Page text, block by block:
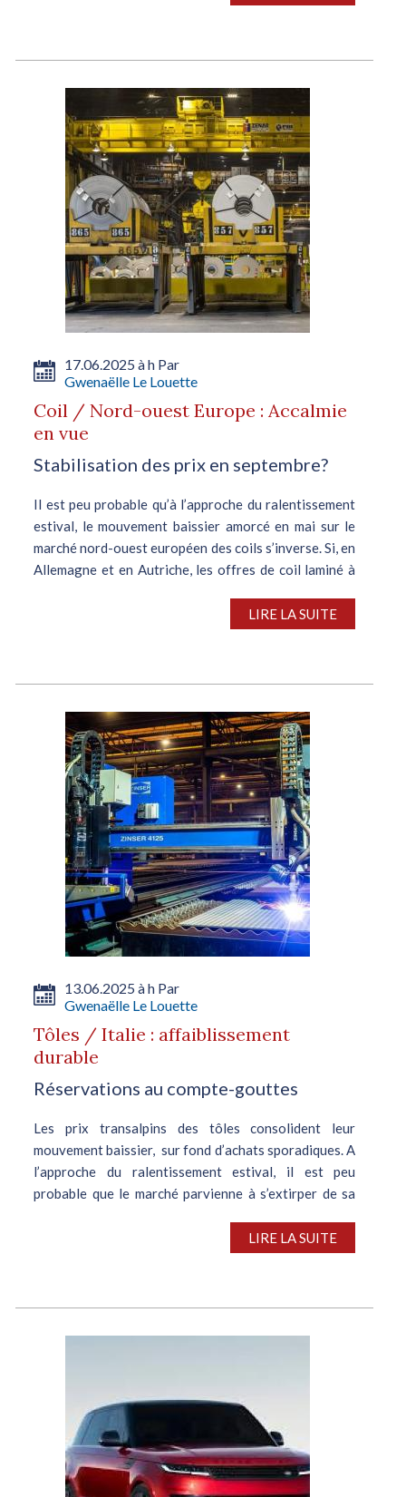
17.06.2025 à h Par
Gwenaëlle Le Louette
Coil / Nord-ouest Europe : Accalmie
en vue
Stabilisation des prix en septembre?
Il est peu probable qu’à l’approche du ralentissement
estival, le mouvement baissier amorcé en mai sur le
marché nord-ouest européen des coils s’inverse. Si, en
Allemagne et en Autriche, les offres de coil laminé à
LIRE LA SUITE
13.06.2025 à h Par
Gwenaëlle Le Louette
Tôles / Italie : affaiblissement
durable
Réservations au compte-gouttes
Les prix transalpins des tôles consolident leur
mouvement baissier, sur fond d’achats sporadiques. A
l’approche du ralentissement estival, il est peu
probable que le marché parvienne à s’extirper de sa
LIRE LA SUITE